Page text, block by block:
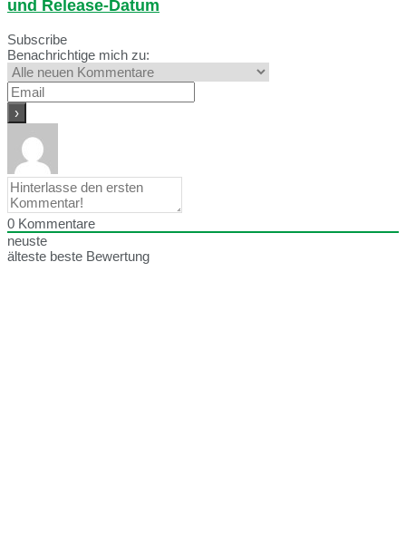
und Release-Datum
Subscribe
Benachrichtige mich zu:
0 Kommentare
neuste
älteste beste Bewertung